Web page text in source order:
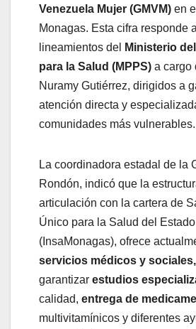
Venezuela Mujer (GMVM) en
Monagas. Esta cifra responde
lineamientos del
Ministerio
para la Salud (MPPS) a cargo
Nuramy Gutiérrez, dirigidos a
atención directa y
comunidades más vulnerables.
La coordinadora estadal de la
Rondón, indicó que la
articulación con la cartera de
Único para la Salud del
(InsaMonagas), ofrece
servicios médicos y sociales,
garantizar estudios
calidad, entrega de
multivitamínicos y diferentes